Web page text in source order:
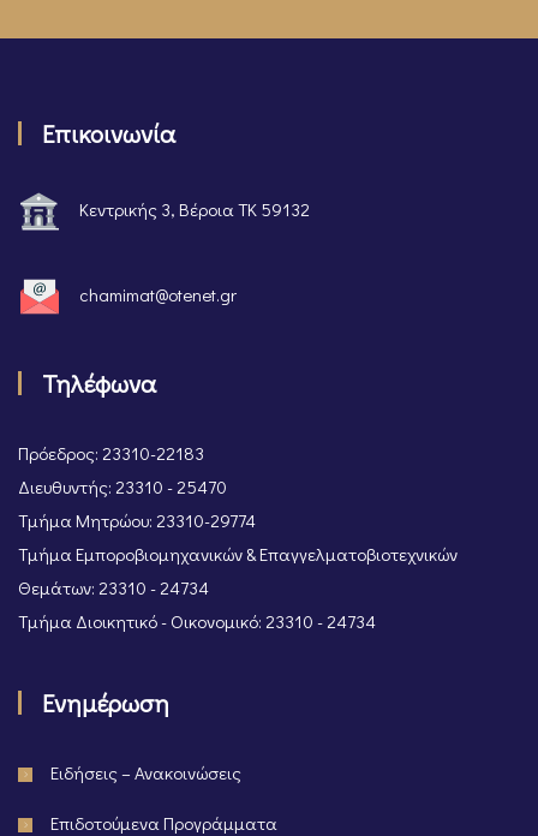
Επικοινωνία
Κεντρικής 3, Βέροια ΤΚ 59132
chamimat@otenet.gr
Τηλέφωνα
Πρόεδρος: 23310-22183
Διευθυντής: 23310 - 25470
Τμήμα Μητρώου: 23310-29774
Τμήμα Εμποροβιομηχανικών & Επαγγελματοβιοτεχνικών
Θεμάτων: 23310 - 24734
Τμήμα Διοικητικό - Οικονομικό: 23310 - 24734
Ενημέρωση
Ειδήσεις – Ανακοινώσεις
Επιδοτούμενα Προγράμματα